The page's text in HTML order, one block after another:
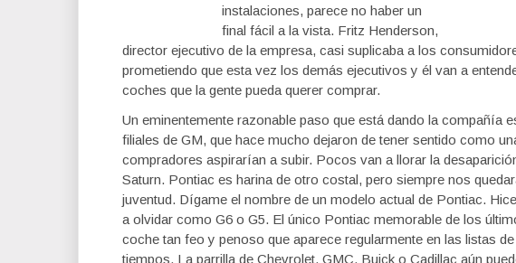
instalaciones, parece no haber un
final fácil a la vista. Fritz Henderson,
director ejecutivo de la empresa, casi suplicaba a los
prometiendo que esta vez los demás ejecutivos y él van a
coches que la gente pueda querer comprar.
Un eminentemente razonable paso que está dando la compañía
filiales de GM, que hace mucho dejaron de tener sentido como
compradores aspirarían a subir. Pocos van a llorar la
Saturn. Pontiac es harina de otro costal, pero siempre nos
juventud. Dígame el nombre de un modelo actual de Pontiac.
a olvidar como G6 o G5. El único Pontiac memorable de los
coche tan feo y penoso que aparece regularmente en las listas
tiempos. La parrilla de Chevrolet, GMC, Buick o Cadillac aún